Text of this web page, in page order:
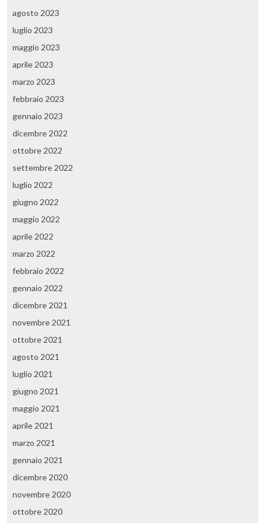
agosto 2023
luglio 2023
maggio 2023
aprile 2023
marzo 2023
febbraio 2023
gennaio 2023
dicembre 2022
ottobre 2022
settembre 2022
luglio 2022
giugno 2022
maggio 2022
aprile 2022
marzo 2022
febbraio 2022
gennaio 2022
dicembre 2021
novembre 2021
ottobre 2021
agosto 2021
luglio 2021
giugno 2021
maggio 2021
aprile 2021
marzo 2021
gennaio 2021
dicembre 2020
novembre 2020
ottobre 2020